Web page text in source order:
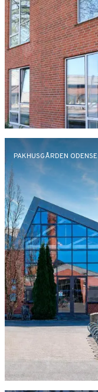
PAKHUSGÅRDEN ODENSE